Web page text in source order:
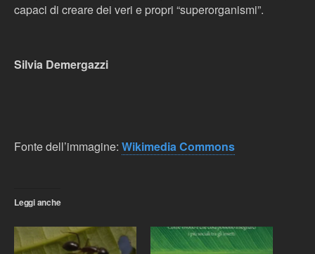
capaci di creare dei veri e propri “superorganismi”.
Silvia Demergazzi
Fonte dell’immagine: Wikimedia Commons
Leggi anche